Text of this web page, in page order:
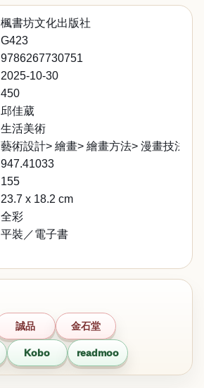
楓書坊文化出版社
G423
9786267730751
2025-10-30
450
邱佳葳
生活美術
藝術設計> 繪畫> 繪畫方法> 漫畫技法
947.41033
155
23.7 x 18.2 cm
全彩
平裝／電子書
誠品 金石堂
Kobo readmoo